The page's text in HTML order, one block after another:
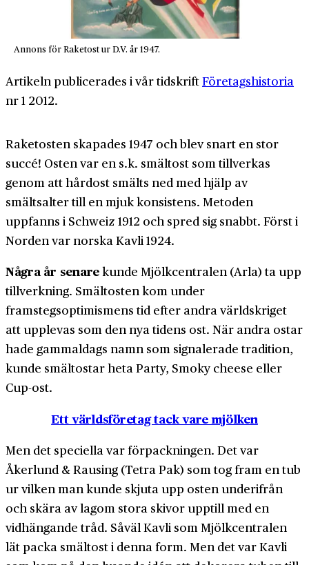
Annons för Raketost ur D.V. år 1947.
Artikeln publicerades i vår tidskriftFöretagshistoria
nr 1 2012.
Raketosten skapades 1947 och blev snart en stor
succé! Osten var en s.k. smältost som tillverkas
genom att hårdost smälts ned med hjälp av
smältsalter till en mjuk konsistens. Metoden
uppfanns i Schweiz 1912 och spred sig snabbt. Först i
Norden var norska Kavli 1924.
Några år senarekunde Mjölkcentralen (Arla) ta upp
tillverkning. Smältosten kom under
framstegsoptimismens tid efter andra världskriget
att upplevas som den nya tidens ost. När andra ostar
hade gammaldags namn som signalerade tradition,
kunde smältostar heta Party, Smoky cheese eller
Cup-ost.
Ett världsföretag tack vare mjölken
Men det speciella var förpackningen. Det var
Åkerlund & Rausing (Tetra Pak) som tog fram en tub
ur vilken man kunde skjuta upp osten underifrån
och skära av lagom stora skivor upptill med en
vidhängande tråd. Såväl Kavli som Mjölkcentralen
lät packa smältost i denna form. Men det var Kavli